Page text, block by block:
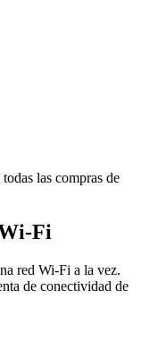
las compras de
Fi
red Wi-Fi a la vez.
de conectividad de